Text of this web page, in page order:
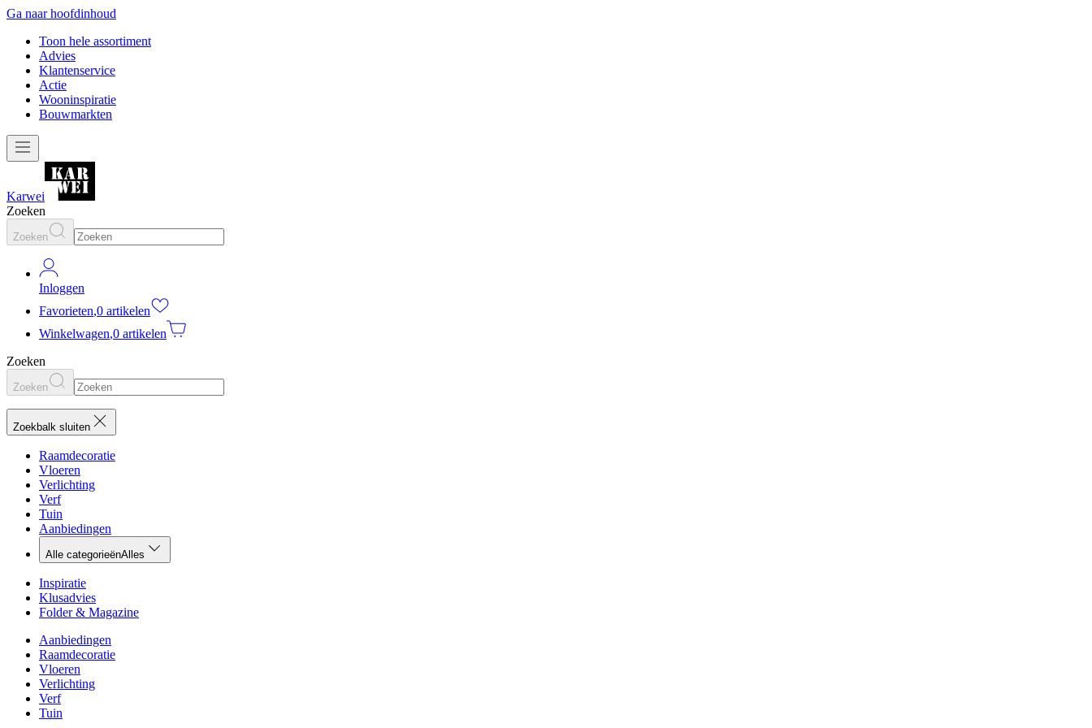
Ga naar hoofdinhoud
Toon hele assortiment
Advies
Klantenservice
Actie
Wooninspiratie
Bouwmarkten
Karwei
Zoeken
Zoeken
Inloggen
Favorieten,0 artikelen
Winkelwagen,0 artikelen
Zoeken
Zoeken
Zoekbalk sluiten
Raamdecoratie
Vloeren
Verlichting
Verf
Tuin
Aanbiedingen
Alle categorieënAlles
Inspiratie
Klusadvies
Folder & Magazine
Aanbiedingen
Raamdecoratie
Vloeren
Verlichting
Verf
Tuin